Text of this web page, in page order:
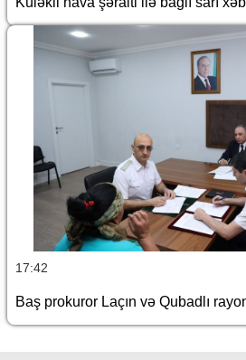
17:42
Baş prokuror Laçın və Qubadlı